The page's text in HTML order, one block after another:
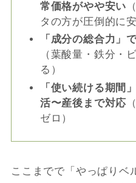
常価格がやや安い
タの方が圧倒的に安
「成分の総合力」
（葉酸量・鉄分・
る）
「使い続ける期間
活〜産後まで対応
ゼロ）
ここまでで「やっぱりベ